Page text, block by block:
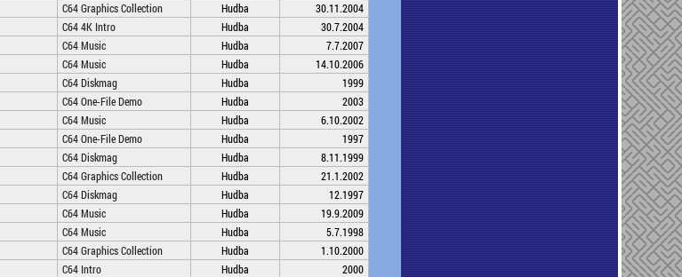
C64 Graphics Collection Hudba
30.11.2004
C64 4K Intro Hudba
30.7.2004
C64 Music Hudba
7.7.2007
C64 Music Hudba
14.10.2006
C64 Diskmag Hudba
1999
C64 One-File Demo Hudba
2003
C64 Music Hudba
6.10.2002
C64 One-File Demo Hudba
1997
C64 Diskmag Hudba
8.11.1999
C64 Graphics Collection Hudba
21.1.2002
C64 Diskmag Hudba
12.1997
C64 Music Hudba
19.9.2009
C64 Music Hudba
5.7.1998
C64 Graphics Collection Hudba
1.10.2000
C64 Intro Hudba
2000